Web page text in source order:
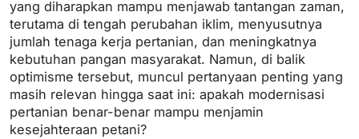
yang diharapkan mampu menjawab tantangan zaman,
terutama di tengah perubahan iklim, menyusutnya
jumlah tenaga kerja pertanian, dan meningkatnya
kebutuhan pangan masyarakat. Namun, di balik
optimisme tersebut, muncul pertanyaan penting yang
masih relevan hingga saat ini: apakah modernisasi
pertanian benar-benar mampu menjamin
kesejahteraan petani?